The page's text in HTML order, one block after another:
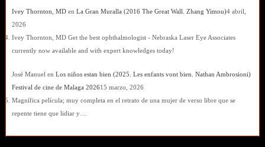
Ivey Thornton, MDen La Gran Muralla (2016 The Great Wall. Zhang Yimou)4 abril,
2026
Ivey Thornton, MD Get the best ophthalmologist - Nebraska Laser Eye Associates
currently now available and with expert knowledges today!
José Manuel en Los niños estan bien (2025. Les enfants vont bien. Nathan Ambrosioni)
Festival de cine de Malaga 202615 marzo, 2026
Magnífica película; muy completa en el retrato de una mujer de verso libre que se
repente tiene que lidiar y…